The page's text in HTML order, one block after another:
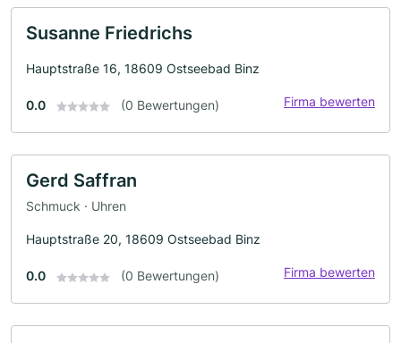
Susanne Friedrichs
Hauptstraße 16, 18609 Ostseebad Binz
0.0 (0 Bewertungen) Firma bewerten
Gerd Saffran
Schmuck · Uhren
Hauptstraße 20, 18609 Ostseebad Binz
0.0 (0 Bewertungen) Firma bewerten